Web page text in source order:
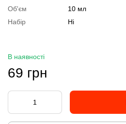
Об'єм
10 мл
Набір
Ні
В наявності
69 грн